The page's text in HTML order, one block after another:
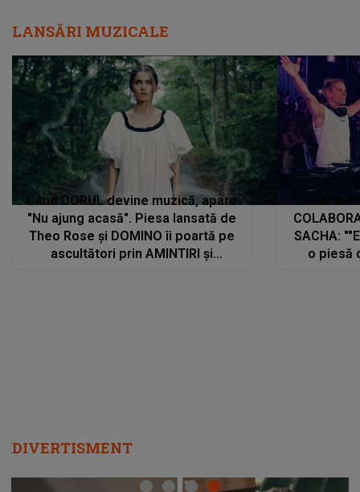
LANSĂRI MUZICALE
Când DORUL devine muzică, apare
"Nu ajung acasă". Piesa lansată de
Theo Rose și DOMINO îi poartă pe
ascultători prin AMINTIRI și
SACHA:
o piesă
DIVERTISMENT